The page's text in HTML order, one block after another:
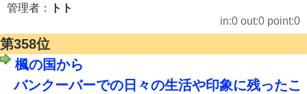
管理者：
トト
in:0 out:0 point:0
第358位
楓の国から
バンクーバーでの日々の生活や印象に残ったこ